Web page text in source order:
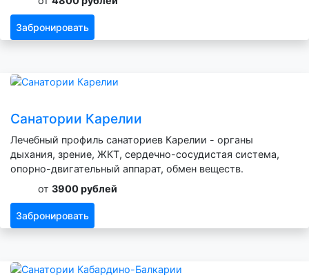
Забронировать
Санатории Карелии
Лечебный профиль санаториев Карелии - органы
дыхания, зрение, ЖКТ, сердечно-сосудистая система,
опорно-двигательный аппарат, обмен веществ.
от 3900 рублей
Забронировать